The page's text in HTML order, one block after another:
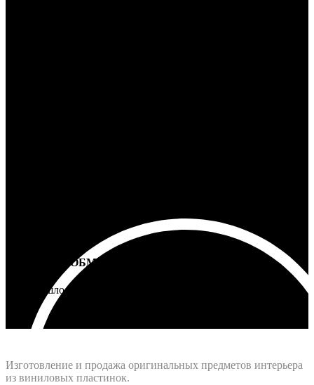
ВОЗВРАТ И ОБМЕН
Не подошло - вернем деньги
Изготовление и продажа оригинальных предметов интерьера
из виниловых пластинок.